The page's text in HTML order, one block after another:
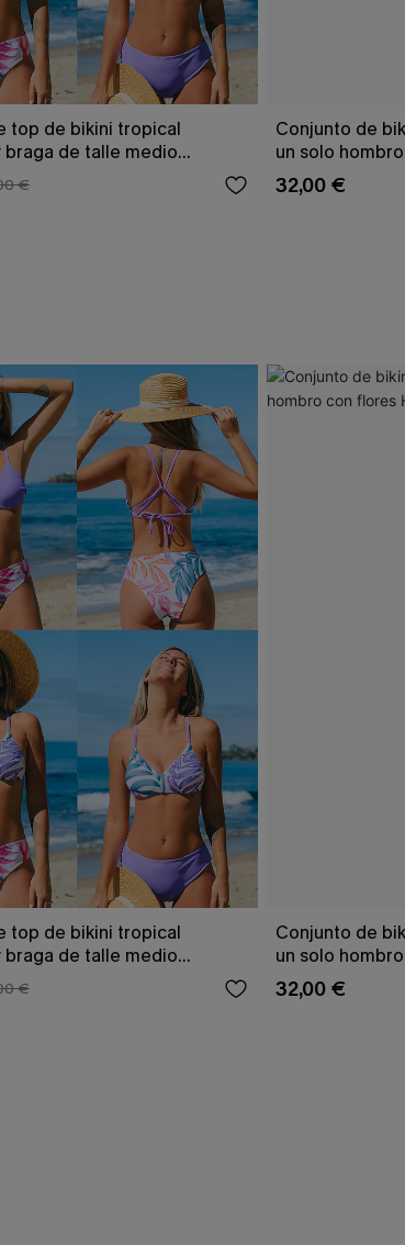
top de bikini tropical
braga de talle medio
€
Conjunto de
un solo
Tenderness
32,00 €
top de bikini tropical
braga de talle medio
€
Conjunto de
un solo
Tenderness
32,00 €